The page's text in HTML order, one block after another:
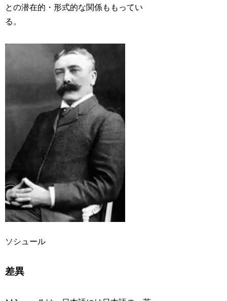
との潜在的・形式的な関係ももってい
る。
ソシュール
差異